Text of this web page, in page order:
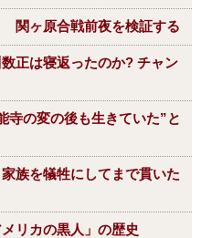
関ヶ原合戦前夜を検証する
正は寝返ったのか? チャン
寺の変の後も生きていた”と
族を犠牲にしてまで貫いた
リカの黒人」の歴史